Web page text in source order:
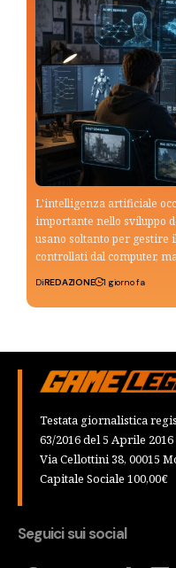
L'intelligenza artificiale
importante nello sviluppo
usano soltanto per gestire
controllati dal computer,
DiREDAZIONE 1 giorno fa
Testata giornalistica
63/2016 del 5 Aprile
Via Cellottini 38, 00015
Capitale Sociale 100,00€
Seguici sui social